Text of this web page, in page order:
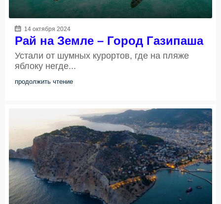
14 октября 2024
Рай на Земле – Город Газипаша
Устали от шумных курортов, где на пляже
яблоку негде...
продолжить чтение